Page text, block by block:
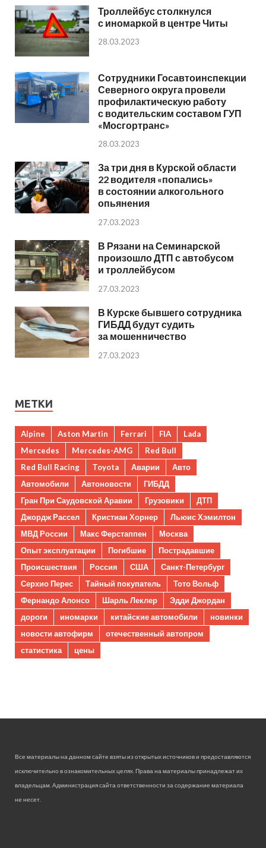
Троллейбус столкнулся
с иномаркой в центре Читы
28.03.2023
Сотрудники Госавтоинспекции
Северного округа провели
профилактическую работу
с водительским составом ГУП
«Мосгортранс»
28.03.2023
За три дня в Курской области
22 водителя «попались»
в состоянии алкогольного
опьянения
27.03.2023
В Рязани на Семинарской
произошло ДТП с автобусом
и троллейбусом
27.03.2023
В Курске бывшего сотрудника
ГИБДД будут судить
за мошенничество
27.03.2023
МЕТКИ
Alpine Aston Martin Ferrari FIA
Lada
Mercedes
Mercedes-AMG
Red Bull
Red Bull Racing
Toyota Аварии
Авто
Автомобили
Автоновости
ГИБДД
Гран При Саудовской Аравии
Грузовики
ДТП
Джордж Рассел
Кристиан Хорнер
Льюис Хэмилтон
МВД России
Макс Ферстаппен
Москва
Опыт эксплуатации
Погибшие
Пострадавшие
Происшествия
Россия США
Санкт-Петербург
Серхио Перес
Тайный покупатель
Тото Вольф
Фернандо Алонсо
Шарль Леклер
Эдди Джордан
дороги
иномарки китайские автомобили
новинки
новости автофирм
отечественный автопром
статистика
цены
Все материалы на данном сайте взяты из открытых источников и предоставляются
исключительно в ознакомительных целях. Права на материалы принадлежат их
владельцам. Администрация сайта ответственности за содержание материала
не несет.